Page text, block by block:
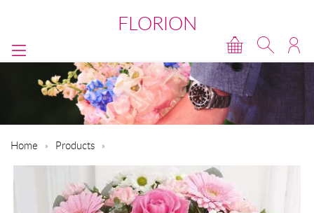
FLORION
Home Products